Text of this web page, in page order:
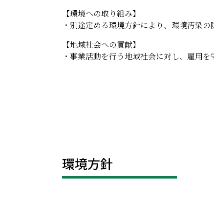
【環境への取り組み】
別途定める環境方針により、環境汚染の
【地域社会への貢献】
事業活動を行う地域社会に対し、雇用を
環境方針